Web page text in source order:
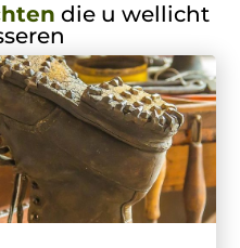
die u wellicht